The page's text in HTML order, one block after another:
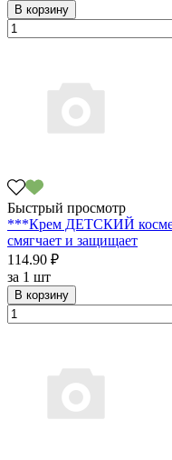
В корзину
Быстрый просмотр
***Крем ДЕТСКИЙ
смягчает и защищает
114.90 ₽
за 1 шт
В корзину